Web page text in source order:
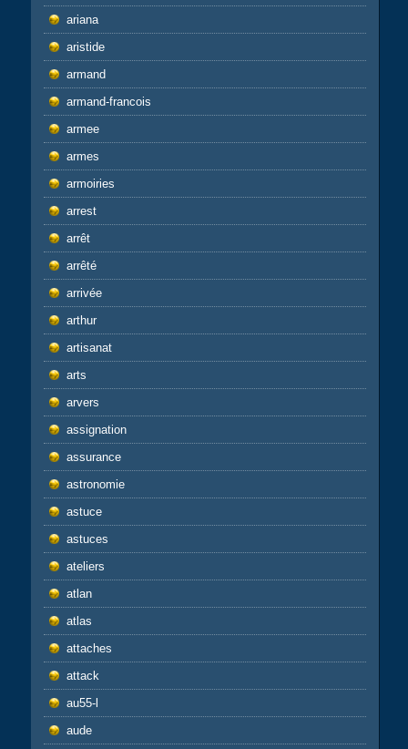
ariana
aristide
armand
armand-francois
armee
armes
armoiries
arrest
arrêt
arrêté
arrivée
arthur
artisanat
arts
arvers
assignation
assurance
astronomie
astuce
astuces
ateliers
atlan
atlas
attaches
attack
au55-l
aude